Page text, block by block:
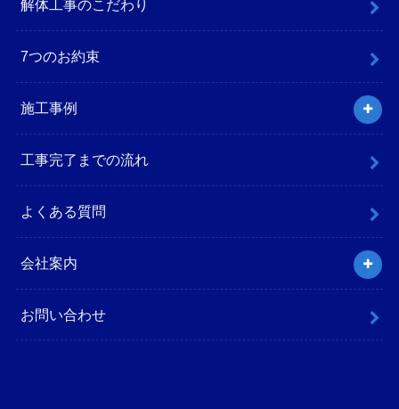
解体工事のこだわり
7つのお約束
施工事例
工事完了までの流れ
よくある質問
会社案内
お問い合わせ